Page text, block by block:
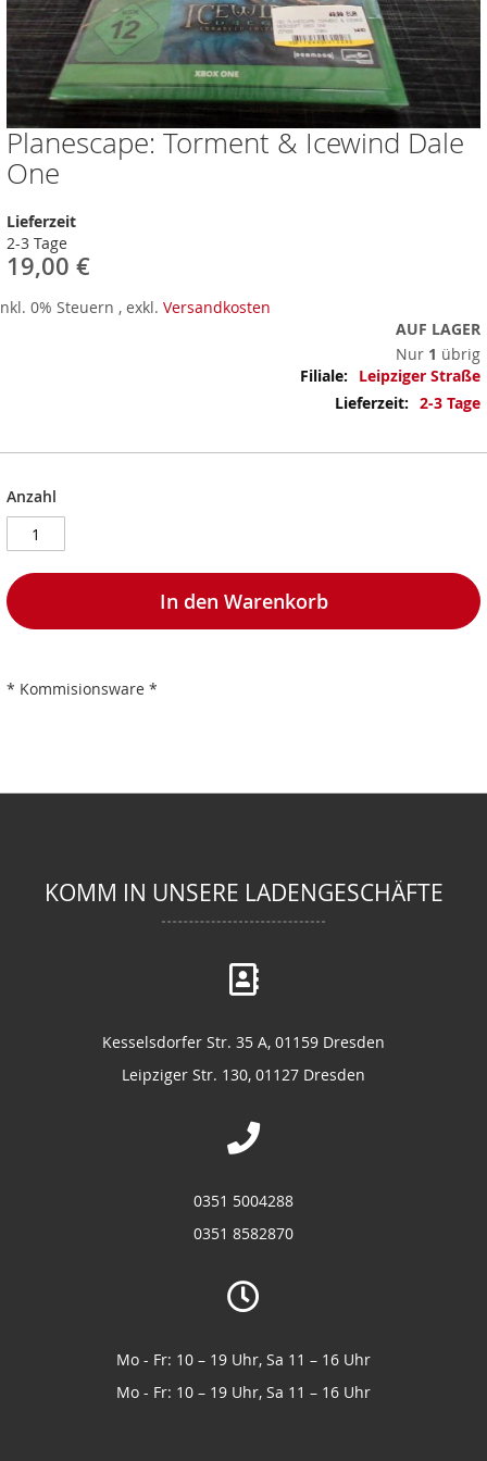
Planescape: Torment & Icewind Dale
One
Lieferzeit
2-3 Tage
19,00 €
0% Steuern , exkl. Versandkosten
AUF LAGER
Nur 1 übrig
Mehr
Informationen
Leipziger Straße
2-3 Tage
Anzahl
In den Warenkorb
* Kommisionsware *
Zum
Anfang
der
springen
KOMM IN UNSERE LADENGESCHÄFTE
Kesselsdorfer Str. 35 A, 01159 Dresden
Leipziger Str. 130, 01127 Dresden
0351 5004288
0351 8582870
Mo - Fr: 10 – 19 Uhr, Sa 11 – 16 Uhr
Mo - Fr: 10 – 19 Uhr, Sa 11 – 16 Uhr